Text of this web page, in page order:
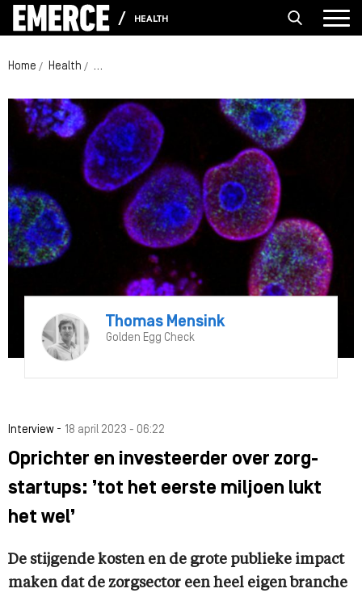
HEALTH
Home Health Oprichter en investeerder over zorg-startups: ’tot
Thomas Mensink
Golden Egg Check
Interview - 18 april 2023 - 06:22
Oprichter en investeerder over zorg-
startups: ’tot het eerste miljoen lukt
het wel’
De stijgende kosten en de grote publieke impact
maken dat de zorgsector een heel eigen branche